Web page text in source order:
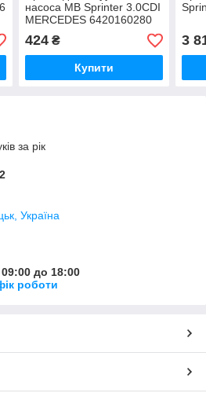
насоса MB Sprinter 3.0CDI
MERCEDES 6420160280
424₴
Купити
3
за рік
Україна
до 18:00
роботи